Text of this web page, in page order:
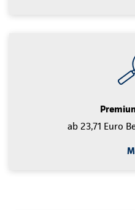
ab 23,71 Euro